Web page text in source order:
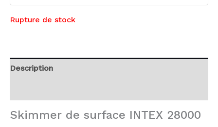
Rupture de stock
Description
Skimmer de surface INTEX 28000